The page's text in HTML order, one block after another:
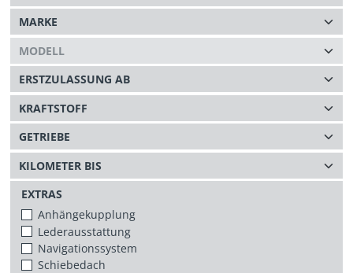
EXTRAS
Anhängekupplung
Lederausstattung
Navigationssystem
Schiebedach